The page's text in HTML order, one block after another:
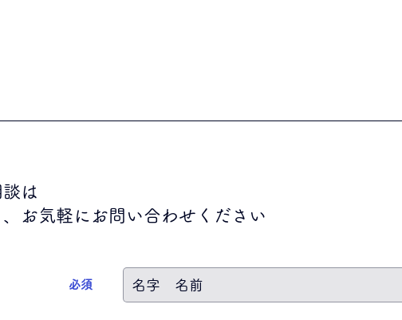
は
お気軽にお問い合わせください
​必須